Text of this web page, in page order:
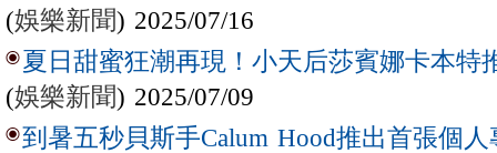
(娛樂新聞) 2025/07/16
夏日甜蜜狂潮再現！小天后莎賓娜卡本特
(娛樂新聞) 2025/07/09
到暑五秒貝斯手Calum Hood推出首張個人